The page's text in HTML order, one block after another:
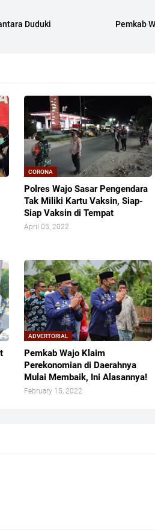
Duduki
Pemkab
CORONA
Polres Wajo Sasar Pengendara
Tak Miliki Kartu Vaksin, Siap-
Siap Vaksin di Tempat
April 05, 2022
ADVERTORIAL
Pemkab Wajo Klaim
Perekonomian di Daerahnya
Mulai Membaik, Ini Alasannya!
February 15, 2022